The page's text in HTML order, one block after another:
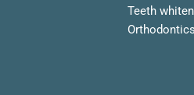
Teeth
Orthodontics